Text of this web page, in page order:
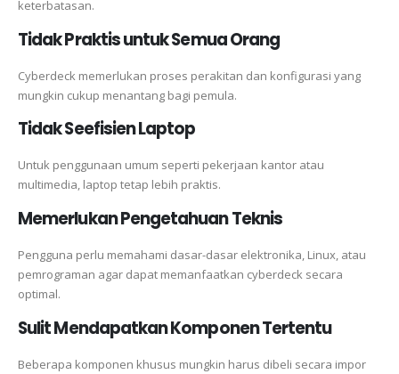
keterbatasan.
Tidak Praktis untuk Semua Orang
Cyberdeck memerlukan proses perakitan dan konfigurasi yang
mungkin cukup menantang bagi pemula.
Tidak Seefisien Laptop
Untuk penggunaan umum seperti pekerjaan kantor atau
multimedia, laptop tetap lebih praktis.
Memerlukan Pengetahuan Teknis
Pengguna perlu memahami dasar-dasar elektronika, Linux, atau
pemrograman agar dapat memanfaatkan cyberdeck secara
optimal.
Sulit Mendapatkan Komponen Tertentu
Beberapa komponen khusus mungkin harus dibeli secara impor